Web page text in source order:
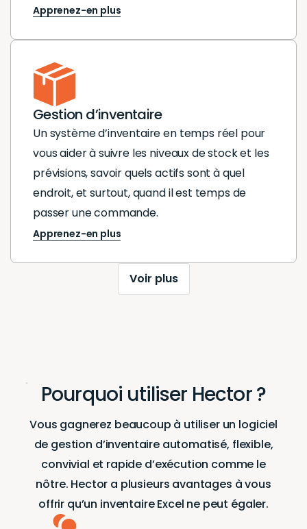
Apprenez-en plus
Gestion d’inventaire
Un système d’inventaire en temps réel pour
vous aider à suivre les niveaux de stock et les
prévisions, savoir quels actifs sont à quel
endroit, et surtout, quand il est temps de
passer une commande.
Apprenez-en plus
Voir plus
Pourquoi utiliser Hector ?
Vous gagnerez beaucoup à utiliser un logiciel
de gestion d’inventaire automatisé, flexible,
convivial et rapide d’exécution comme le
nôtre. Hector a plusieurs avantages à vous
offrir qu’un inventaire Excel ne peut égaler.